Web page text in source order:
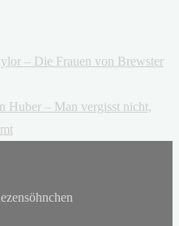
– Die Frauen von Brewster
Huber – Man vergisst nicht,